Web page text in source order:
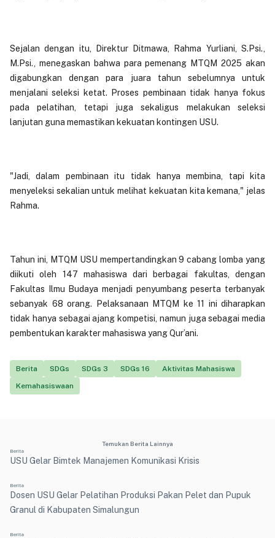
Sejalan dengan itu, Direktur Ditmawa, Rahma Yurliani, S.Psi.,
M.Psi., menegaskan bahwa para pemenang MTQM 2025 akan
digabungkan dengan para juara tahun sebelumnya untuk
menjalani seleksi ketat. Proses pembinaan tidak hanya fokus
pada pelatihan, tetapi juga sekaligus melakukan seleksi
lanjutan guna memastikan kekuatan kontingen USU.
"Jadi, dalam pembinaan itu tidak hanya membina, tapi kita
menyeleksi sekalian untuk melihat kekuatan kita kemana," jelas
Rahma.
Tahun ini, MTQM USU mempertandingkan 9 cabang lomba yang
diikuti oleh 147 mahasiswa dari berbagai fakultas, dengan
Fakultas Ilmu Budaya menjadi penyumbang peserta terbanyak
sebanyak 68 orang. Pelaksanaan MTQM ke 11 ini diharapkan
tidak hanya sebagai ajang kompetisi, namun juga sebagai media
pembentukan karakter mahasiswa yang Qur’ani.
Berita SDGs SDGs 3 SDGs 16
Aktivitas Mahasiswa
Kemahasiswaan
Temukan Berita Lainnya
Berita
USU Gelar Bimtek Manajemen Komunikasi Krisis
Berita
Dosen USU Gelar Pelatihan Produksi Pakan Pelet dan Pupuk
Granul di Kabupaten Simalungun
Berita